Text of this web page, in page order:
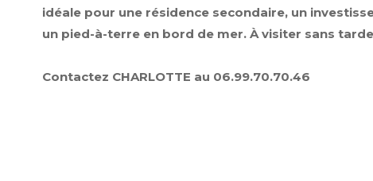
idéale pour une résidence secondaire, un
un pied-à-terre en bord de mer. À visiter sans
Contactez CHARLOTTE au 06.99.70.70.46